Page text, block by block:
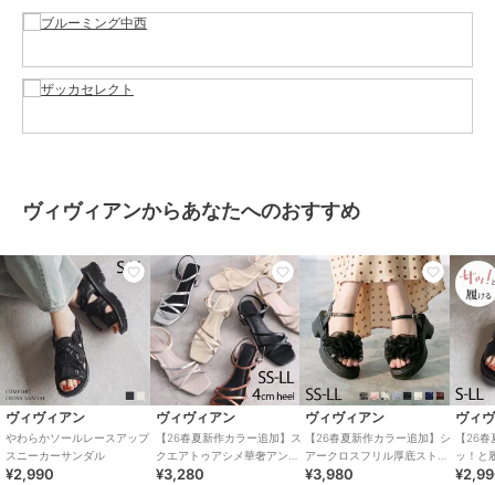
カラー ホワイト、ネイビー
素材
表地：綿（ポリ塩化ビニル加工）
お手入れ －
ヴィヴィアンからあなたへのおすすめ
ヴィヴィアン
やわらかソールレースアップ
スニーカーサンダル
¥2,990
ヴィヴィアン
【26春夏新作カラー追加】ス
クエアトゥアシメ華奢アンク
ルストラップサンダル
¥3,280
ヴィヴィアン
【26春夏新作カラー追加】シ
アークロスフリル厚底ストラ
ップサンダル
¥3,980
ヴィ
【26
ッ！と
トクロ